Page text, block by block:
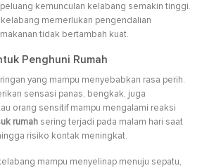
kemunculan kelabang semakin tinggi.
memerlukan pengendalian
tidak bertambah kuat.
Penghuni Rumah
yang mampu menyebabkan rasa perih.
sensasi panas, bengkak, juga
orang sensitif mampu mengalami reaksi
rumah sering terjadi pada malam hari saat
risiko kontak meningkat.
mampu menyelinap menuju sepatu,